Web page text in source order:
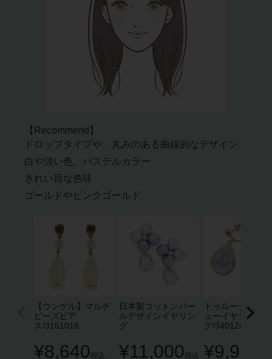
【Recommend】
ドロップタイプや、丸みのある曲線的なデザイン
白や淡い色、パステルカラー
きれい目な色味
ゴールドやピンクゴールド
【ウンゲル】マルチ
ビーズピア
ス/3161018
¥8,640税込
日本製コットンパー
ルデザインイヤリン
グ
¥11,000税込
ドゥルージース
ューイヤリン
グ/3401281
¥9,900